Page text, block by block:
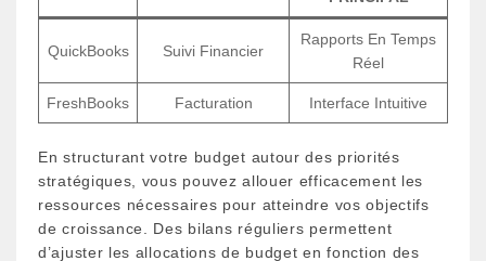
QuickBooks Suivi Financier
Rapports En Temps
Réel
FreshBooks Facturation Interface Intuitive
En structurant votre budget autour des priorités
stratégiques, vous pouvez allouer efficacement les
ressources nécessaires pour atteindre vos objectifs
de croissance. Des bilans réguliers permettent
d’ajuster les allocations de budget en fonction des